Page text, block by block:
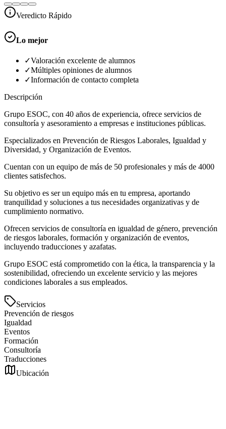
Veredicto Rápido
Lo mejor
✓Valoración excelente de alumnos
✓Múltiples opiniones de alumnos
✓Información de contacto completa
Descripción
Grupo ESOC, con 40 años de experiencia, ofrece servicios de
consultoría y asesoramiento a empresas e instituciones públicas.
Especializados en Prevención de Riesgos Laborales, Igualdad y
Diversidad, y Organización de Eventos.
Cuentan con un equipo de más de 50 profesionales y más de 4000
clientes satisfechos.
Su objetivo es ser un equipo más en tu empresa, aportando
tranquilidad y soluciones a tus necesidades organizativas y de
cumplimiento normativo.
Ofrecen servicios de consultoría en igualdad de género, prevención
de riesgos laborales, formación y organización de eventos,
incluyendo traducciones y azafatas.
Grupo ESOC está comprometido con la ética, la transparencia y la
sostenibilidad, ofreciendo un excelente servicio y las mejores
condiciones laborales a sus empleados.
Servicios
Prevención de riesgos
Igualdad
Eventos
Formación
Consultoría
Traducciones
Ubicación